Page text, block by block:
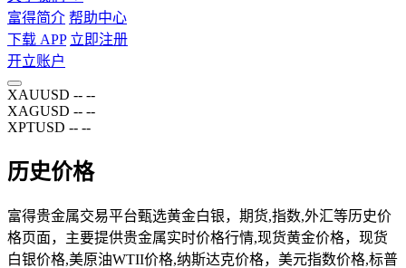
富得简介 帮助中心
下载 APP 立即注册
开立账户
XAUUSD -- --
XAGUSD -- --
XPTUSD -- --
历史价格
富得贵金属交易平台甄选黄金白银，期货,指数,外汇等历史价
格页面，主要提供贵金属实时价格行情,现货黄金价格，现货
白银价格,美原油WTII价格,纳斯达克价格，美元指数价格,标普